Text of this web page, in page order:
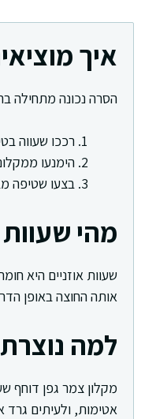
איך
הסרה נכונה מתחילה
רככו שעווה
הימנעו
בצעו שטיפה
מהי שעוות
שעוות אוזניים היא
אותה החוצה באופן
למה
מקלון צמר גפן דוחף
אטימות, ולעיתים גרד